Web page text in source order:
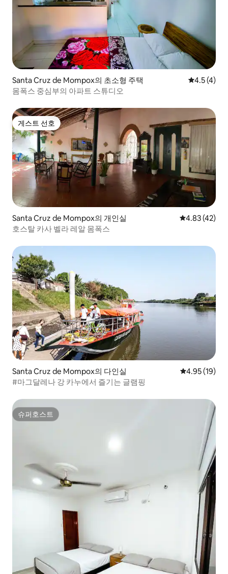
Santa Cruz de Mompox의 초소형 주택 평점 4.5점
4.5 (4)
몸폭스 중심부의 아파트 스튜디오
게스트 선호
게스트 선호
Santa Cruz de Mompox의 개인실 평점 4.83점
4.83 (42)
호스탈 카사 벨라 레알 몸폭스
Santa Cruz de Mompox의 다인실 평점 4.95점
4.95 (19)
#마그달레나 강 카누에서 즐기는 글램핑
슈퍼호스트
슈퍼호스트